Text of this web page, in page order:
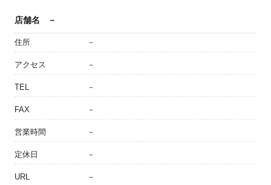
店舗名 －
住所 －
アクセス －
TEL －
FAX －
営業時間 －
定休日 －
URL －